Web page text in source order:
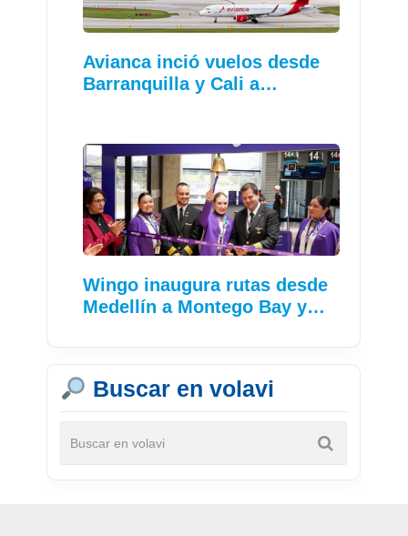
Avianca inció vuelos desde
Barranquilla y Cali a…
Wingo inaugura rutas desde
Medellín a Montego Bay y…
Buscar en volavi